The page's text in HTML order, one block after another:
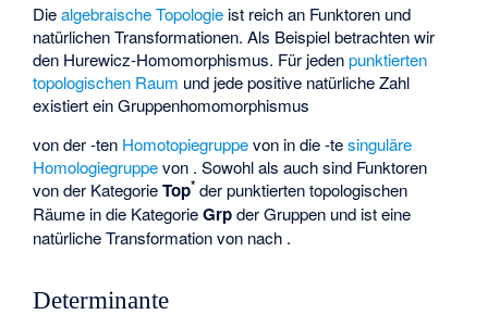
Diealgebraische Topologie ist reich an Funktoren und
natürlichen Transformationen. Als Beispiel betrachten wir
den Hurewicz-Homomorphismus. Für jedenpunktierten
topologischen Raum und jede positive natürliche Zahl
existiert ein Gruppenhomomorphismus
von der-ten Homotopiegruppevon in die-tesinguläre
Homologiegruppevon . Sowohlals auchsind Funktoren
von der KategorieTop* der punktierten topologischen
Räume in die KategorieGrpder Gruppen und ist eine
natürliche Transformation von nach .
Determinante